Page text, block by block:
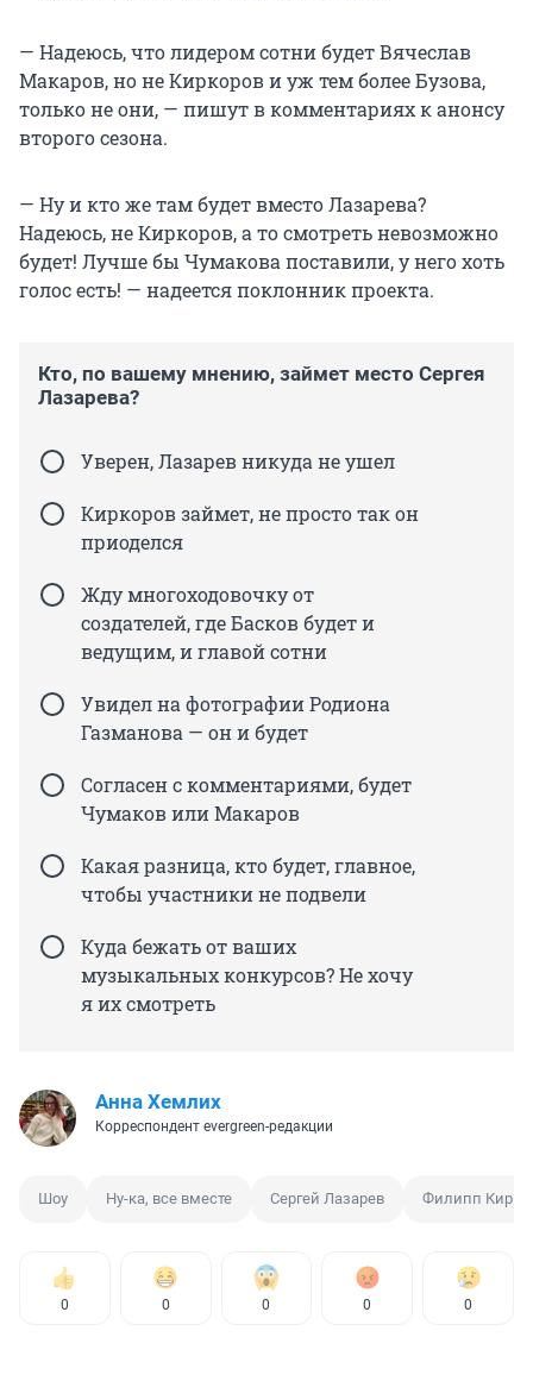
— Надеюсь, что лидером сотни будет Вячеслав
Макаров, но не Киркоров и уж тем более Бузова,
только не они, — пишут в комментариях к анонсу
второго сезона.
— Ну и кто же там будет вместо Лазарева?
Надеюсь, не Киркоров, а то смотреть невозможно
будет! Лучше бы Чумакова поставили, у него хоть
голос есть! — надеется поклонник проекта.
Кто, по вашему мнению, займет место Сергея
Лазарева?
Уверен, Лазарев никуда не ушел
Киркоров займет, не просто так он
приоделся
Жду многоходовочку от
создателей, где Басков будет и
ведущим, и главой сотни
Увидел на фотографии Родиона
Газманова — он и будет
Согласен с комментариями, будет
Чумаков или Макаров
Какая разница, кто будет, главное,
чтобы участники не подвели
Куда бежать от ваших
музыкальных конкурсов? Не хочу
я их смотреть
Анна Хемлих
Корреспондент evergreen-редакции
Шоу Ну-ка, все вместе Сергей Лазарев Филипп
0 0 0 0 0